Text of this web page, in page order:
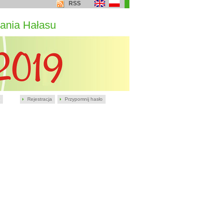
Rejestracja Przypomnij hasło
RSS
Hałasu